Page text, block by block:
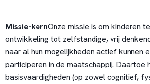
Missie-kernOnze missie is om kinderen
ontwikkeling tot zelfstandige, vrij
naar al hun mogelijkheden actief kunnen
participeren in de maatschappij. Daartoe
basisvaardigheden (op zowel cognitief,